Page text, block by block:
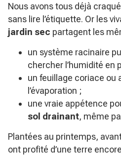
Nous avons tous déjà
sans lire l’étiquette. Or les
jardin sec partagent les
un système racinaire
chercher l’humidité en
un feuillage coriace ou
l’évaporation ;
une vraie appétence
sol drainant, même
Plantées au printemps,
ont profité d’une terre